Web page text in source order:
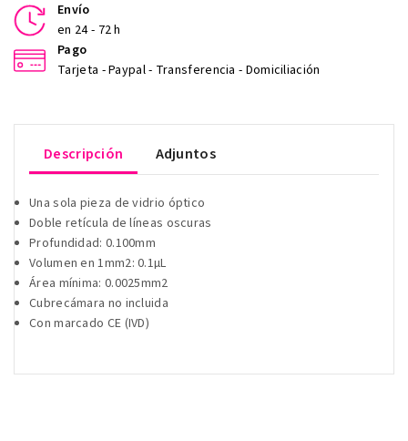
Envío
en 24 - 72 h
Pago
Tarjeta - Paypal - Transferencia - Domiciliación
Descripción Adjuntos
Una sola pieza de vidrio óptico
Doble retícula de líneas oscuras
Profundidad: 0.100mm
Volumen en 1mm2: 0.1µL
Área mínima: 0.0025mm2
Cubrecámara no incluida
Con marcado CE (IVD)